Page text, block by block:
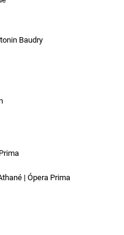
Baudry
| Ópera Prima